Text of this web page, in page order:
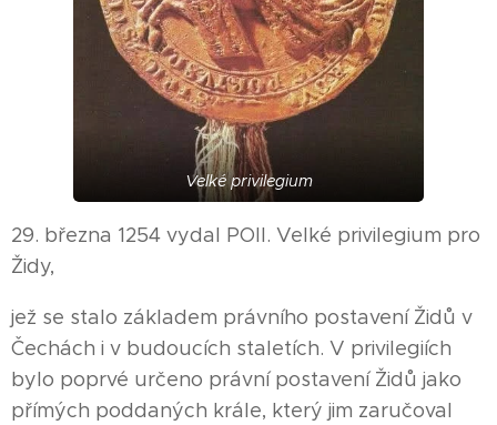
Velké privilegium
29. března 1254 vydal POII. Velké privilegium pro
Židy,
jež se stalo základem právního postavení Židů v
Čechách i v budoucích staletích. V privilegiích
bylo poprvé určeno právní postavení Židů jako
přímých poddaných krále, který jim zaručoval